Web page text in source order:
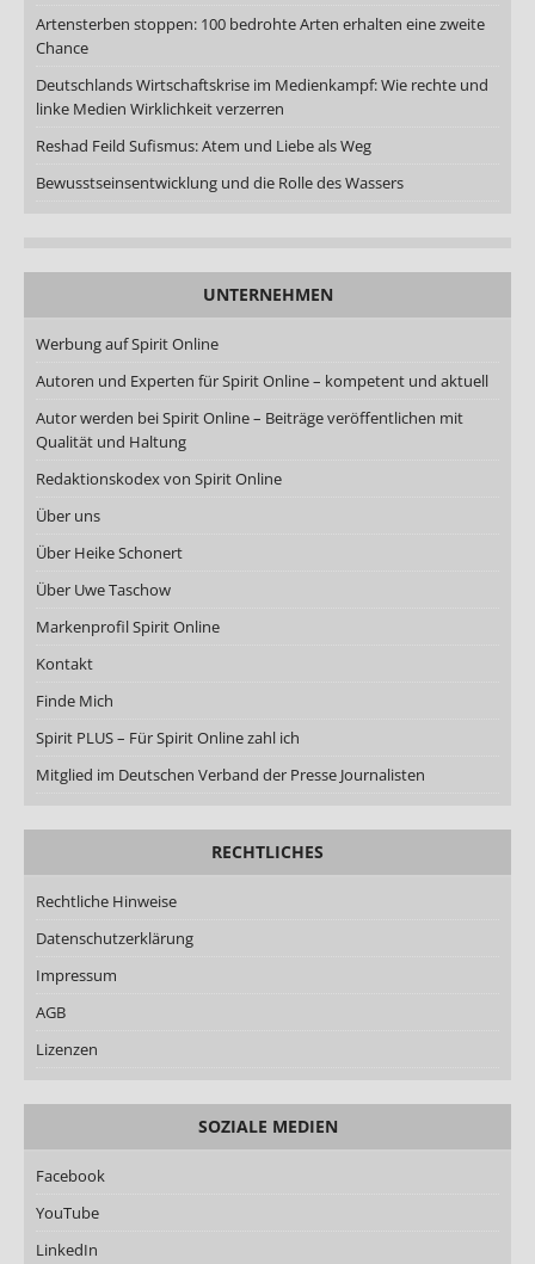
Artensterben stoppen: 100 bedrohte Arten erhalten eine zweite
Chance
Deutschlands Wirtschaftskrise im Medienkampf: Wie rechte und
linke Medien Wirklichkeit verzerren
Reshad Feild Sufismus: Atem und Liebe als Weg
Bewusstseinsentwicklung und die Rolle des Wassers
UNTERNEHMEN
Werbung auf Spirit Online
Autoren und Experten für Spirit Online – kompetent und aktuell
Autor werden bei Spirit Online – Beiträge veröffentlichen mit
Qualität und Haltung
Redaktionskodex von Spirit Online
Über uns
Über Heike Schonert
Über Uwe Taschow
Markenprofil Spirit Online
Kontakt
Finde Mich
Spirit PLUS – Für Spirit Online zahl ich
Mitglied im Deutschen Verband der Presse Journalisten
RECHTLICHES
Rechtliche Hinweise
Datenschutzerklärung
Impressum
AGB
Lizenzen
SOZIALE MEDIEN
Facebook
YouTube
LinkedIn